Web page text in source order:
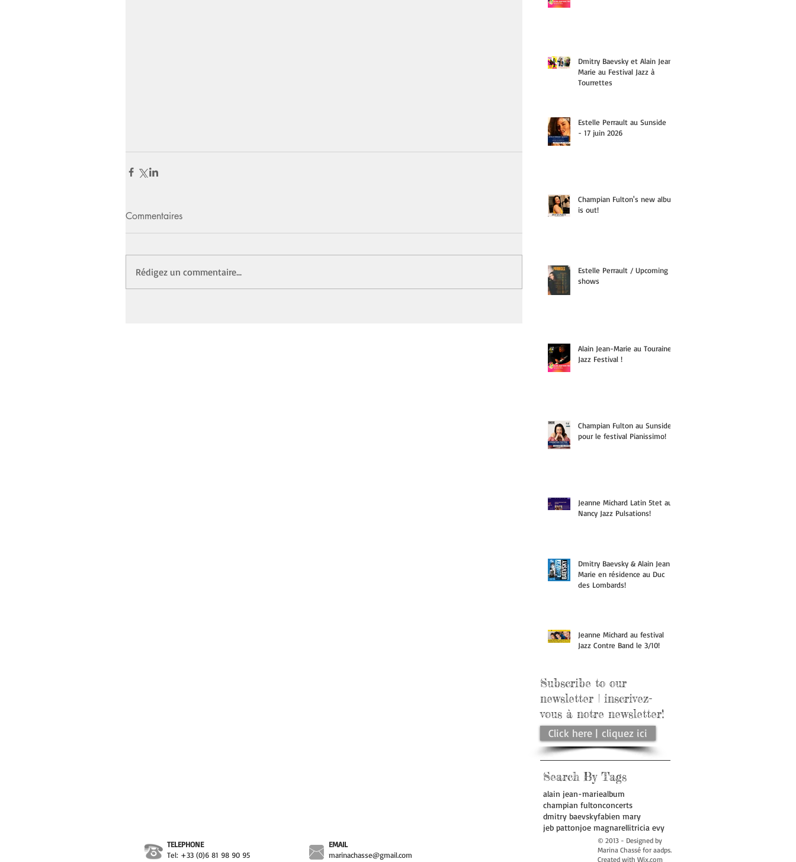
Commentaires
Rédigez un commentaire...
Dmitry Baevsky et Alain Jean-
Marie au Festival Jazz à
Tourrettes
Estelle Perrault au Sunside
- 17 juin 2026
Champian Fulton's new album
is out!
Estelle Perrault / Upcoming
shows
Alain Jean-Marie au Touraine
Jazz Festival !
Champian Fulton au Sunside
pour le festival Pianissimo!
Jeanne Michard Latin 5tet au
Nancy Jazz Pulsations!
Dmitry Baevsky & Alain Jean-
Marie en résidence au Duc
des Lombards!
Jeanne Michard au festival
Jazz Contre Band le 3/10!
Subscribe to our
newsletter | inscrivez-
vous à notre newsletter!
Click here | cliquez ici
Search By Tags
alain jean-mariealbum
champian fultonconcerts
dmitry baevskyfabien mary
jeb pattonjoe magnarellitricia evy
TELEPHONE
Tel: +33 (0)6 81 98 90 95
EMAIL
marinachasse@gmail.com
© 2013 - Designed by
Marina Chassé for aadps.
Created with Wix.com